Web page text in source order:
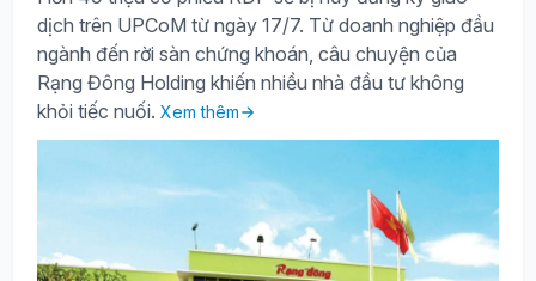
dịch trên UPCoM từ ngày 17/7. Từ doanh nghiệp đầu
ngành đến rời sàn chứng khoán, câu chuyện của
Rạng Đông Holding khiến nhiều nhà đầu tư không
khỏi tiếc nuối. Xem thêm